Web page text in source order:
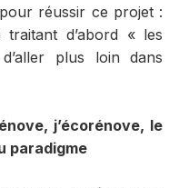
réussir ce projet :
d’abord « les
plus loin dans
j’écorénove, le
paradigme